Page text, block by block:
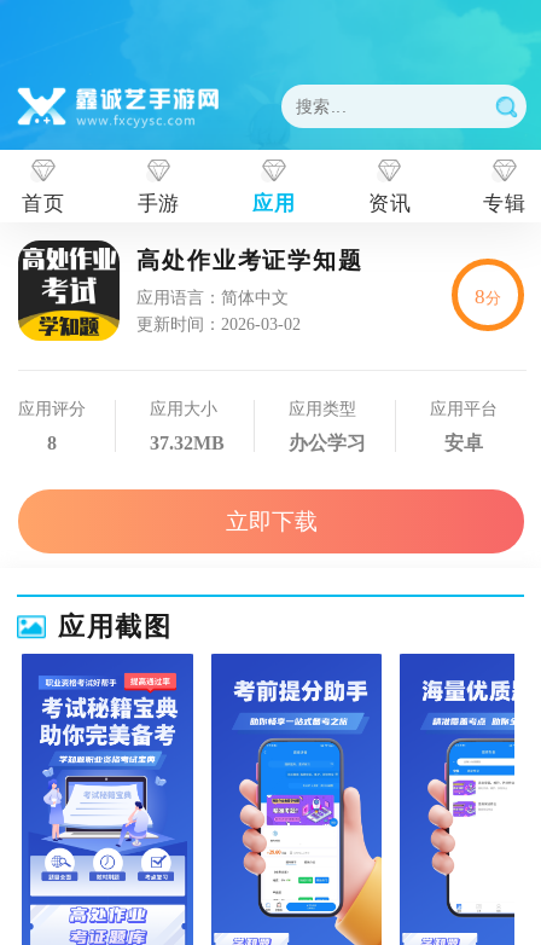
首页 手游 应用 资讯 专辑
高处作业考证学知题
应用语言：简体中文
更新时间：2026-03-02
应用评分
8
应用大小
37.32MB
应用类型
办公学习
应用平台
安卓
8分
立即下载
应用截图